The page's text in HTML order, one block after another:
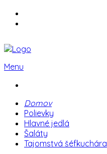
Menu
Domov
Polievky
Hlavné jedlá
Šaláty
Tajomstvá šéfkuchára